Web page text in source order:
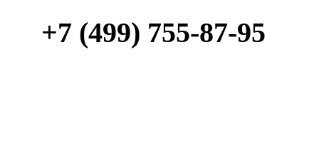
+7 (499) 755-87-95